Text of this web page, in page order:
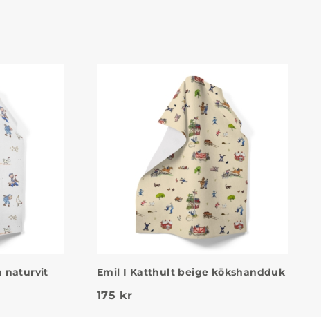
naturvit
Emil I Katthult beige kökshandduk
175 kr